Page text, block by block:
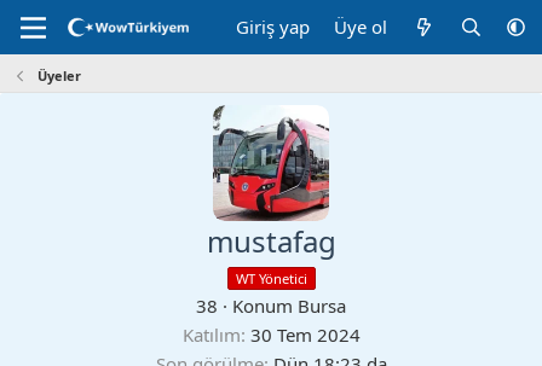
Giriş yap Üye ol
Üyeler
mustafag
WT Yönetici
38 · Konum Bursa
Katılım 30 Tem 2024